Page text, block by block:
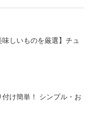
しいものを厳選】チュ
け簡単！ シンプル・お